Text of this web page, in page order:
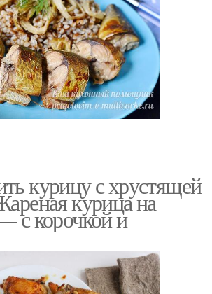
курицу с хрустящей
курица на
с корочкой и